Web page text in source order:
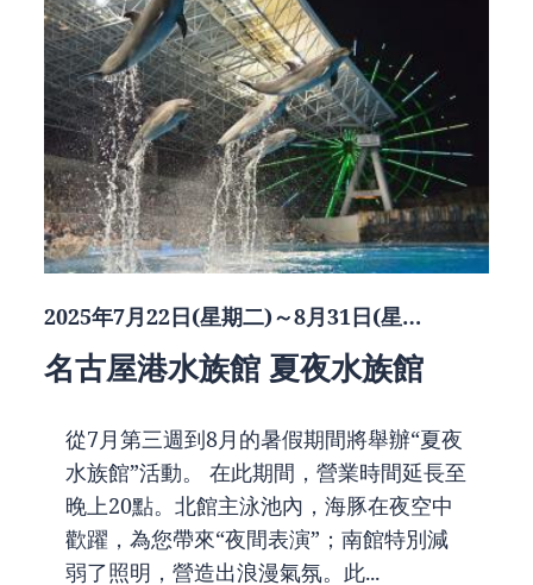
2025年7月22日(星期二)～8月31日(星…
名古屋港水族館 夏夜水族館
從7月第三週到8月的暑假期間將舉辦“夏夜
水族館”活動。 在此期間，營業時間延長至
晚上20點。北館主泳池內，海豚在夜空中
歡躍，為您帶來“夜間表演”；南館特別減
弱了照明，營造出浪漫氣氛。此...